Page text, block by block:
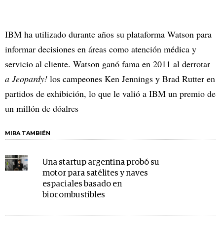
IBM ha utilizado durante años su plataforma Watson para
informar decisiones en áreas como atención médica y
servicio al cliente. Watson ganó fama en 2011 al derrotar
a Jeopardy! los campeones Ken Jennings y Brad Rutter en
partidos de exhibición, lo que le valió a IBM un premio de
un millón de dóalres
MIRA TAMBIÉN
Una startup argentina probó su
motor para satélites y naves
espaciales basado en
biocombustibles